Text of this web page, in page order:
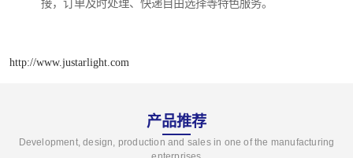
接，订单及时处理、快递自由选择等特色服务。
http://www.justarlight.com
产品推荐
Development, design, production and sales in one of the manufacturing